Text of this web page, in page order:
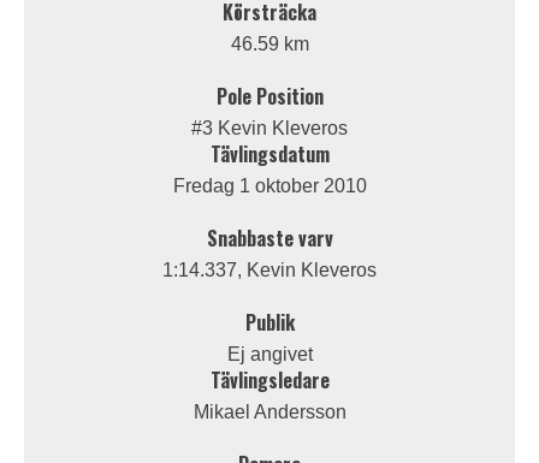
Körsträcka
46.59 km
Pole Position
#3 Kevin Kleveros
Tävlingsdatum
Fredag 1 oktober 2010
Snabbaste varv
1:14.337, Kevin Kleveros
Publik
Ej angivet
Tävlingsledare
Mikael Andersson